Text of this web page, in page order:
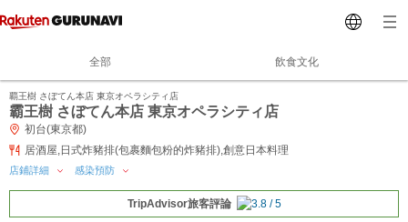
全部 飲食文化
覇王樹 さぼてん本店 東京オペラシティ店
霸王樹 さぼてん本店 東京オペラシティ店
初台(東京都)
居酒屋,日式炸豬排(包裹麵包粉的炸豬排),創意日本料理
店鋪詳細 感染預防
TripAdvisor旅客評論